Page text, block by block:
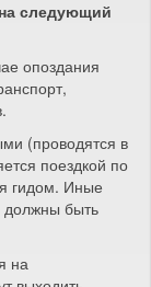
следующий
опоздания
(проводятся в
поездкой по
гидом. Иные
должны быть
на